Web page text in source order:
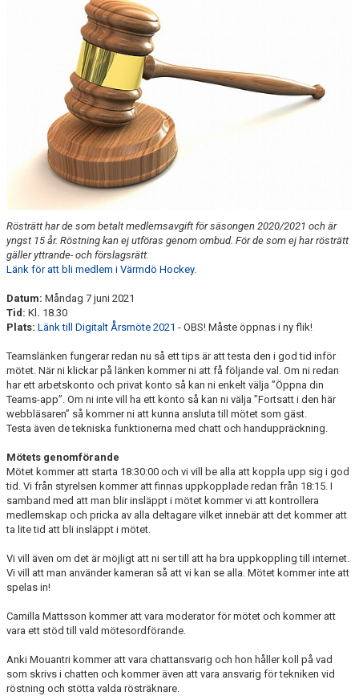
MEDLEMSINFO
Rösträtt har de som betalt medlemsavgift för säsongen 2020/2021 och är
yngst 15 år. Röstning kan ej utföras genom ombud. För de som ej har rösträtt
gäller yttrande- och förslagsrätt.
Länk för att bli medlem i Värmdö Hockey.
Datum: Måndag 7 juni 2021
Tid: Kl . 18.30
Plats: Länk till Digitalt Årsmöte 2021 - OBS! Måste öppnas i ny flik!
Teamslänken fungerar redan nu så ett tips är att testa den i god tid inför
mötet. När ni klickar på länken kommer ni att få följande val. Om ni redan
har ett arbetskonto och privat konto så kan ni enkelt välja ”Öppna din
Teams-app”. Om ni inte vill ha ett konto så kan ni välja ”Fortsatt i den här
webbläsaren” så kommer ni att kunna ansluta till mötet som gäst.
Testa även de tekniska funktionerna med chatt och handuppräckning.
Mötets genomförande
Mötet kommer att starta 18:30:00 och vi vill be alla att koppla upp sig i god
tid. Vi från styrelsen kommer att finnas uppkopplade redan från 18:15. I
samband med att man blir insläppt i mötet kommer vi att kontrollera
medlemskap och pricka av alla deltagare vilket innebär att det kommer att
ta lite tid att bli insläppt i mötet.
Vi vill även om det är möjligt att ni ser till att ha bra uppkoppling till internet.
Vi vill att man använder kameran så att vi kan se alla. Mötet kommer inte att
spelas in!
Camilla Mattsson kommer att vara moderator för mötet och kommer att
vara ett stöd till vald mötesordförande.
Anki Mouantri kommer att vara chattansvarig och hon håller koll på vad
som skrivs i chatten och kommer även att vara ansvarig för tekniken vid
röstning och stötta valda rösträknare.